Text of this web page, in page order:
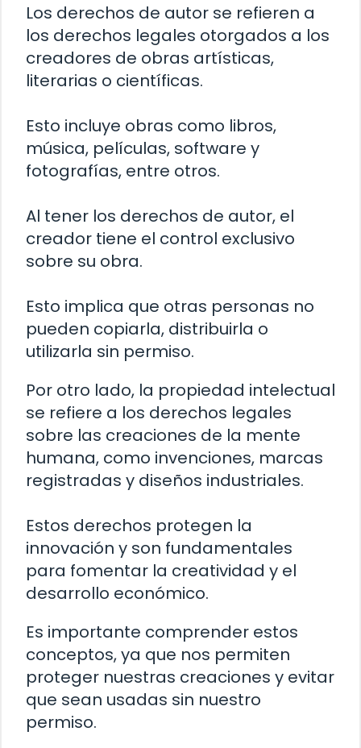
Los derechos de autor se refieren a
los derechos legales otorgados a los
creadores de obras artísticas,
literarias o científicas.
Esto incluye obras como libros,
música, películas, software y
fotografías, entre otros.
Al tener los derechos de autor, el
creador tiene el control exclusivo
sobre su obra.
Esto implica que otras personas no
pueden copiarla, distribuirla o
utilizarla sin permiso.
Por otro lado, la propiedad intelectual
se refiere a los derechos legales
sobre las creaciones de la mente
humana, como invenciones, marcas
registradas y diseños industriales.
Estos derechos protegen la
innovación y son fundamentales
para fomentar la creatividad y el
desarrollo económico.
Es importante comprender estos
conceptos, ya que nos permiten
proteger nuestras creaciones y evitar
que sean usadas sin nuestro
permiso.